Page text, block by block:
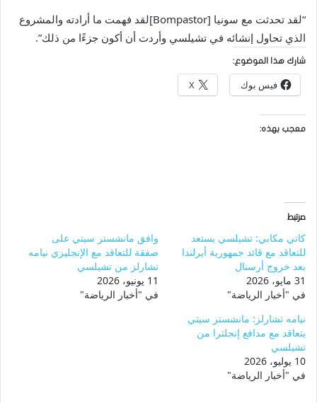
“لقد تحدثت مع سونيا [Bompastor]لقد فهمت ما أرادته والمشروع
الذي تحاول إنشائه في تشيلسي وأردت أن أكون جزءًا من ذلك”.
شارك هذا الموضوع:
فيس بوك X
معجب بهذه:
مرتبط
كاتي مكابي: تشيلسي يستعد
للتعاقد مع قائد جمهورية أيرلندا
بعد خروج أرسنال
31 مايو، 2026
في "أخبار الرياضة"
وافق مانشستر سيتي على
صفقة للتعاقد مع الإنجليزي نيامه
تشارلز من تشيلسي
11 يونيو، 2026
في "أخبار الرياضة"
نيامه تشارلز: مانشستر سيتي
يتعاقد مع مدافع إنجلترا من
تشيلسي
10 يوليو، 2026
في "أخبار الرياضة"